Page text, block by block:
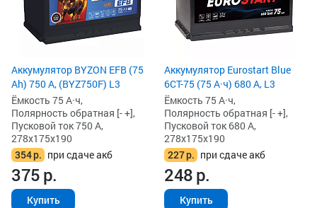
Аккумулятор BYZON EFB (75
Ah) 750 А, (BYZ750F) L3
Ёмкость 75 А·ч,
Полярность обратная [- +],
Пусковой ток 750 А,
278x175x190
354р. при сдаче акб
375р.
Купить
Аккумулятор Eurostart Blue
6CT-75 (75 А·ч) 680 А, L3
Ёмкость 75 А·ч,
Полярность обратная [- +],
Пусковой ток 680 А,
278x175x190
227р. при сдаче акб
248р.
Купить